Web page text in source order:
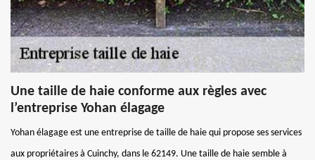
Une taille de haie conforme aux règles avec
l’entreprise Yohan élagage
Yohan élagage est une entreprise de taille de haie qui propose ses services
aux propriétaires à Cuinchy, dans le 62149. Une taille de haie semble à